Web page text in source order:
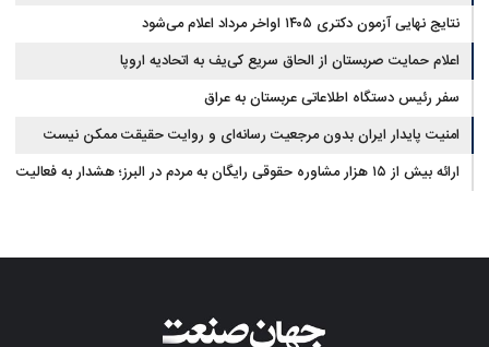
نتایج نهایی آزمون دکتری ۱۴۰۵ اواخر مرداد اعلام می‌شود
اعلام حمایت صربستان از الحاق سریع کی‌یف به اتحادیه اروپا
سفر رئیس دستگاه اطلاعاتی عربستان به عراق
امنیت پایدار ایران بدون مرجعیت رسانه‌ای و روایت حقیقت ممکن نیست
ارائه بیش از ۱۵ هزار مشاوره حقوقی رایگان به مردم در البرز؛ هشدار به فعالیت